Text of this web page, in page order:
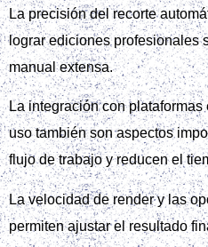
La precisión del recorte
lograr ediciones profesionales
manual extensa.
La integración con
uso también son aspectos
flujo de trabajo y reducen el
La velocidad de render y las
permiten ajustar el resultado